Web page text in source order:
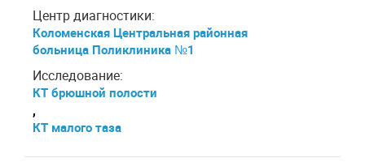
Центр диагностики:
Коломенская Центральная районная
больница Поликлиника №1
Исследование:
КТ брюшной полости
,
КТ малого таза